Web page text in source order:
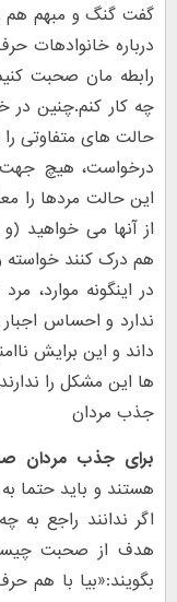
گفت گنگ و مبهم هم
درباره خانواده​ات
رابطه مان صحبت
چه کار کنم.چنین
حالت های متفاوتی را
درخواست، هیچ جهت
این حالت مردها را
از آنها می خواهید
هم درک کنند خواسته
در اینگونه موارد،
ندارد و احساس
داند و این برایش
ها این مشکل را
جذب مردان
برای جذب مردان
هستند و باید حتما
اگر ندانند راجع
بگویند:«بیا با هم